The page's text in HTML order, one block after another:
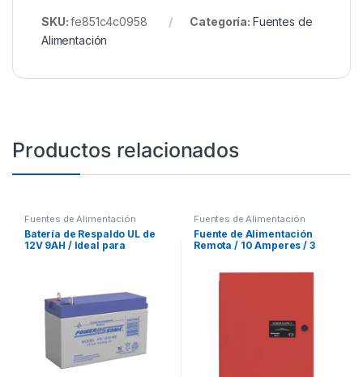
SKU:fe851c4c0958 Categoría: Fuentes de
Alimentación
Productos relacionados
Fuentes de Alimentación
Batería de Respaldo UL de
12V 9AH / Ideal para
Videovigilancia /
Terminales Tipo NB
Fuentes de Alimentación
Fuente de Alimentación
Remota / 10 Amperes / 3